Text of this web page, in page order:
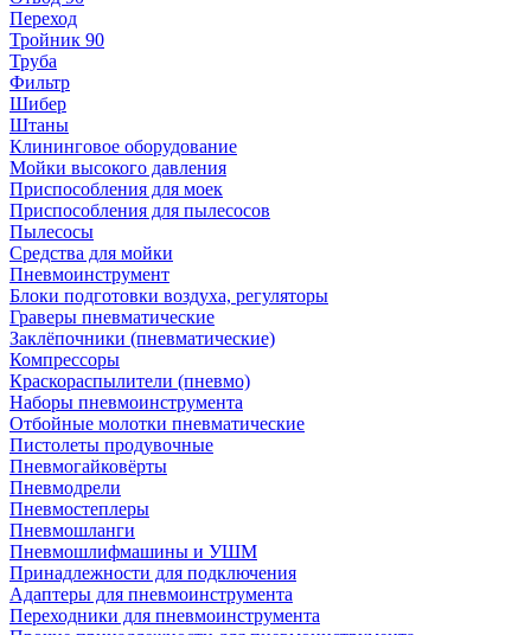
Переход
Тройник 90
Труба
Фильтр
Шибер
Штаны
Клининговое оборудование
Мойки высокого давления
Приспособления для моек
Приспособления для пылесосов
Пылесосы
Средства для мойки
Пневмоинструмент
Блоки подготовки воздуха, регуляторы
Граверы пневматические
Заклёпочники (пневматические)
Компрессоры
Краскораспылители (пневмо)
Наборы пневмоинструмента
Отбойные молотки пневматические
Пистолеты продувочные
Пневмогайковёрты
Пневмодрели
Пневмостеплеры
Пневмошланги
Пневмошлифмашины и УШМ
Принадлежности для подключения
Адаптеры для пневмоинструмента
Переходники для пневмоинструмента